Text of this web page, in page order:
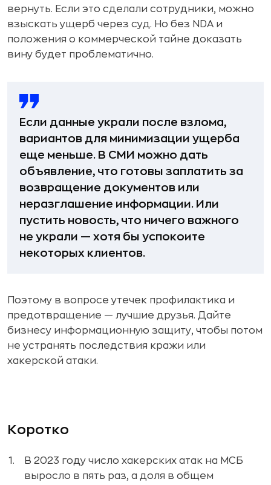
вернуть. Если это сделали сотрудники, можно
взыскать ущерб через суд. Но без NDA и
положения о коммерческой тайне доказать
вину будет проблематично.
Если данные украли после взлома,
вариантов для минимизации ущерба
еще меньше. В СМИ можно дать
объявление, что готовы заплатить за
возвращение документов или
неразглашение информации. Или
пустить новость, что ничего важного
не украли — хотя бы успокоите
некоторых клиентов.
Поэтому в вопросе утечек профилактика и
предотвращение — лучшие друзья. Дайте
бизнесу информационную защиту, чтобы потом
не устранять последствия кражи или
хакерской атаки.
Коротко
В 2023 году число хакерских атак на МСБ
выросло в пять раз, а доля в общем